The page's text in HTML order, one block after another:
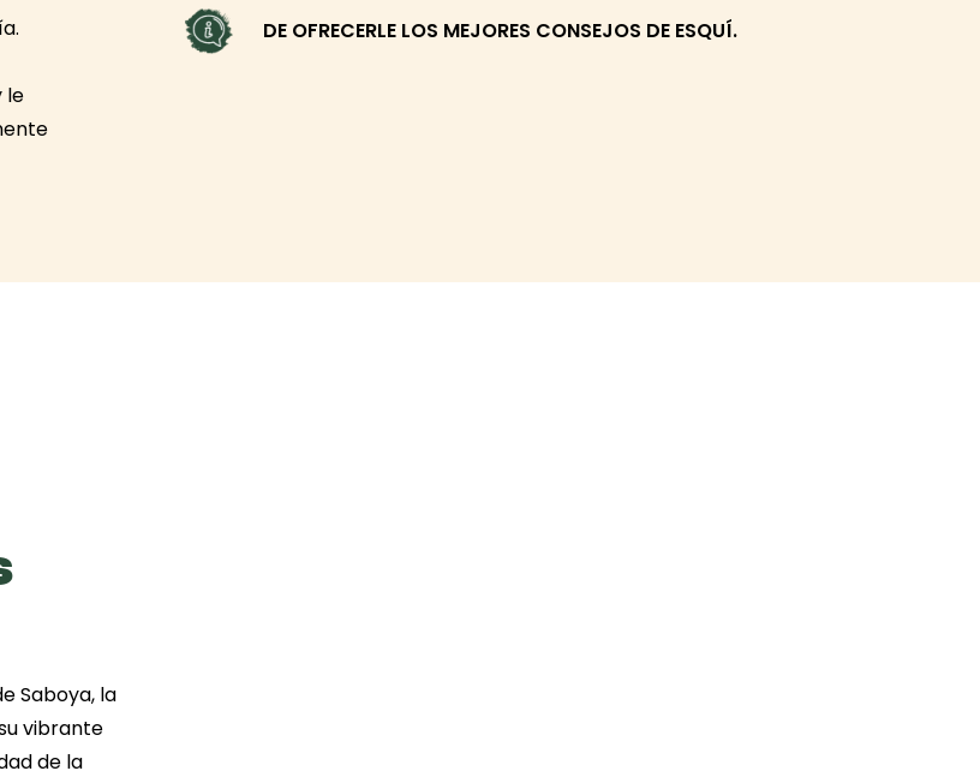
le
DE OFRECERLE LOS MEJORES CONSEJOS DE ESQUÍ.
Saboya, la
vibrante
de la